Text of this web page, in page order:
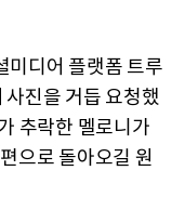
미디어 플랫폼 트루
진을 거듭 요청했
추락한 멜로니가
으로 돌아오길 원